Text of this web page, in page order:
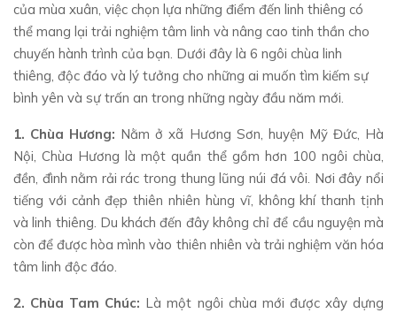
của mùa xuân, việc chọn lựa những điểm đến linh thiêng có
thể mang lại trải nghiệm tâm linh và nâng cao tinh thần cho
chuyến hành trình của bạn. Dưới đây là 6 ngôi chùa linh
thiêng, độc đáo và lý tưởng cho những ai muốn tìm kiếm sự
bình yên và sự trấn an trong những ngày đầu năm mới.
1. Chùa Hương: Nằm ở xã Hương Sơn, huyện Mỹ Đức, Hà
Nội, Chùa Hương là một quần thể gồm hơn 100 ngôi chùa,
đền, đình nằm rải rác trong thung lũng núi đá vôi. Nơi đây nổi
tiếng với cảnh đẹp thiên nhiên hùng vĩ, không khí thanh tịnh
và linh thiêng. Du khách đến đây không chỉ để cầu nguyện mà
còn để được hòa mình vào thiên nhiên và trải nghiệm văn hóa
tâm linh độc đáo.
2. Chùa Tam Chúc: Là một ngôi chùa mới được xây dựng